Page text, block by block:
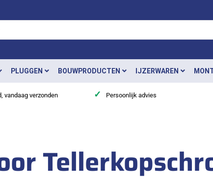
PLUGGEN BOUWPRODUCTEN IJZERWAREN
vandaag verzonden ✓ Persoonlijk advies